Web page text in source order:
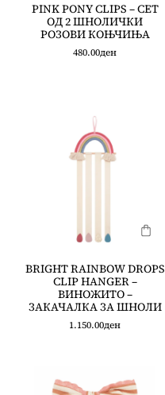
PINK PONY CLIPS – СЕТ
ОД 2 ШНОЛИЧКИ
РОЗОВИ КОЊЧИЊА
480.00ден
BRIGHT RAINBOW DROPS
CLIP HANGER –
ВИНОЖИТО –
ЗАКАЧАЛКА ЗА ШНОЛИ
1.150.00ден